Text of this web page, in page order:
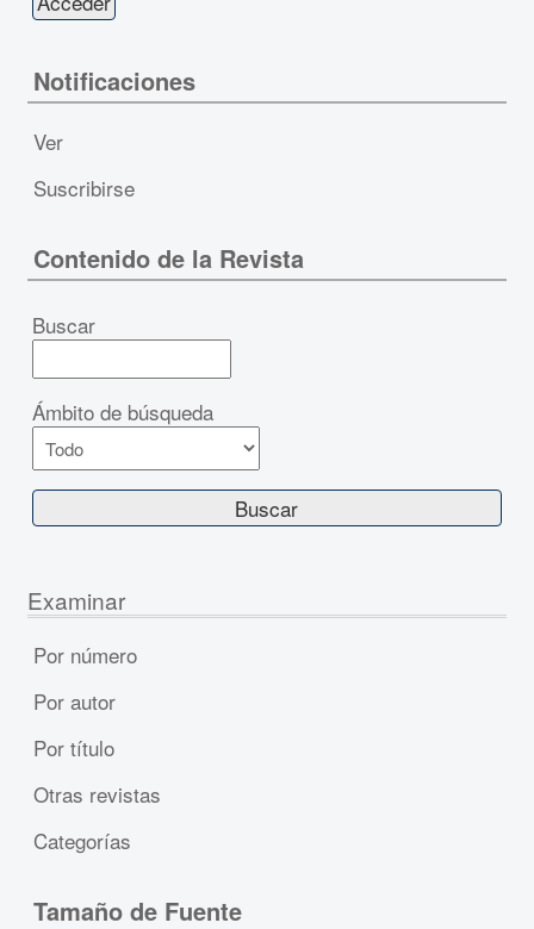
Notificaciones
Ver
Suscribirse
Contenido de la Revista
Buscar
Ámbito de búsqueda
Examinar
Por número
Por autor
Por título
Otras revistas
Categorías
Tamaño de Fuente